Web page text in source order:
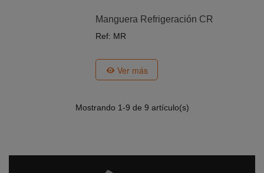
Manguera Refrigeración CR
Ref: MR
Ver más
Mostrando 1-9 de 9 artículo(s)